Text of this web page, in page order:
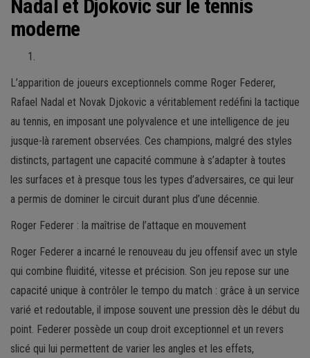
Nadal et Djokovic sur le tennis
moderne
L’apparition de joueurs exceptionnels comme Roger Federer,
Rafael Nadal et Novak Djokovic a véritablement redéfini la tactique
au tennis, en imposant une polyvalence et une intelligence de jeu
jusque-là rarement observées. Ces champions, malgré des styles
distincts, partagent une capacité commune à s’adapter à toutes
les surfaces et à presque tous les types d’adversaires, ce qui leur
a permis de dominer le circuit durant plus d’une décennie.
Roger Federer : la maîtrise de l’attaque en mouvement
Roger Federer a incarné le renouveau du jeu offensif avec un style
qui combine fluidité, vitesse et précision. Son jeu repose sur une
capacité unique à contrôler le tempo du match : grâce à un service
varié et redoutable, il impose souvent une pression dès le début du
point. Federer possède un coup droit exceptionnel et un revers
slicé qui lui permettent de varier les angles et les effets,